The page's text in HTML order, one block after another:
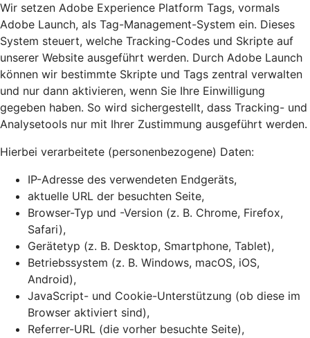
Wir setzen Adobe Experience Platform Tags, vormals
Adobe Launch, als Tag-Management-System ein. Dieses
System steuert, welche Tracking-Codes und Skripte auf
unserer Website ausgeführt werden. Durch Adobe Launch
können wir bestimmte Skripte und Tags zentral verwalten
und nur dann aktivieren, wenn Sie Ihre Einwilligung
gegeben haben. So wird sichergestellt, dass Tracking- und
Analysetools nur mit Ihrer Zustimmung ausgeführt werden.
Hierbei verarbeitete (personenbezogene) Daten:
IP-Adresse des verwendeten Endgeräts,
aktuelle URL der besuchten Seite,
Browser-Typ und -Version (z. B. Chrome, Firefox,
Safari),
Gerätetyp (z. B. Desktop, Smartphone, Tablet),
Betriebssystem (z. B. Windows, macOS, iOS,
Android),
JavaScript- und Cookie-Unterstützung (ob diese im
Browser aktiviert sind),
Referrer-URL (die vorher besuchte Seite),